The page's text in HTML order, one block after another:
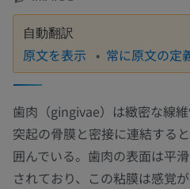
自動翻訳
原文を表示 常に原文の定
歯肉（gingivae）は緻密な線
突起の骨膜と密接に連結する
囲んでいる。歯肉の表面は平
されており、この粘膜は感覚